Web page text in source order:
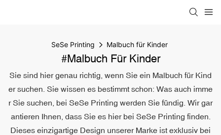
SeSe Printing Malbuch für Kinder
#Malbuch Für Kinder
Sie sind hier genau richtig, wenn Sie ein Malbuch für Kind
er suchen. Sie wissen es bestimmt schon: Was auch imme
r Sie suchen, bei SeSe Printing werden Sie fündig. Wir gar
antieren Ihnen, dass Sie es hier bei SeSe Printing finden.
Dieses einzigartige Design unserer Marke ist exklusiv bei